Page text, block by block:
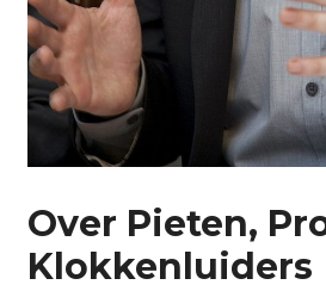
Over Pieten,
Klokkenluiders